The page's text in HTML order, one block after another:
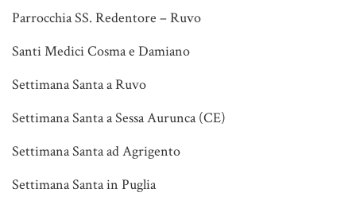
Parrocchia SS. Redentore – Ruvo
Santi Medici Cosma e Damiano
Settimana Santa a Ruvo
Settimana Santa a Sessa Aurunca (CE)
Settimana Santa ad Agrigento
Settimana Santa in Puglia